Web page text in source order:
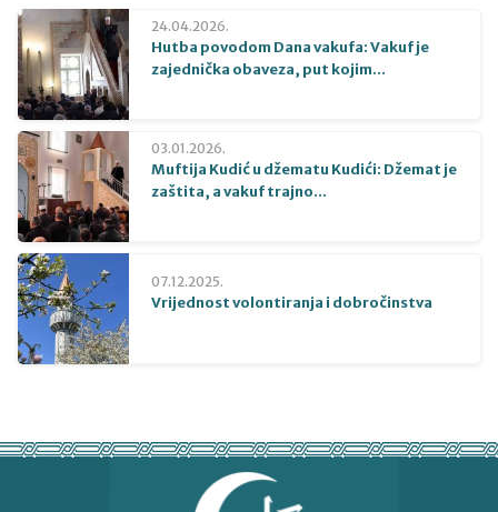
24.04.2026.
Hutba povodom Dana vakufa: Vakuf je
zajednička obaveza, put kojim...
03.01.2026.
Muftija Kudić u džematu Kudići: Džemat je
zaštita, a vakuf trajno...
07.12.2025.
Vrijednost volontiranja i dobročinstva